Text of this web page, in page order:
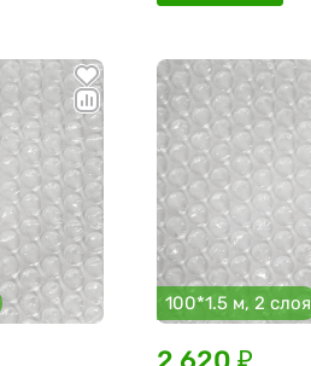
100*1.5 м, 2 слоя